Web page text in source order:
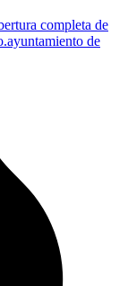
completa de
ayuntamiento de